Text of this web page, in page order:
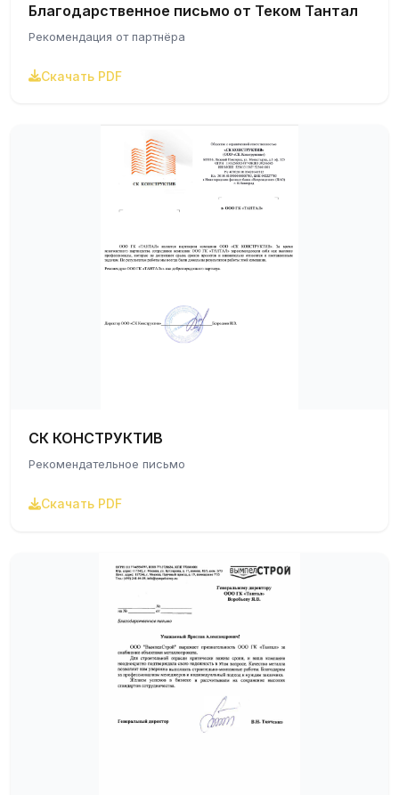
Благодарственное письмо от Теком Тантал
Рекомендация от партнёра
Скачать PDF
СК КОНСТРУКТИВ
Рекомендательное письмо
Скачать PDF